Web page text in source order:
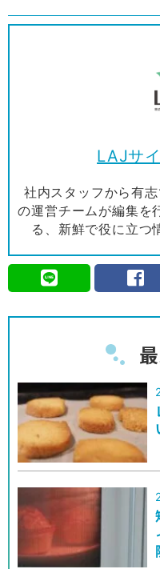
LAJサ
社内スタッフから有
の運営チームが編集を
る、新鮮で役に立つ